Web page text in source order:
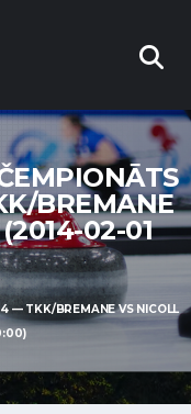
BREMANE
02-01
— TKK/BREMANE VS NICOLL